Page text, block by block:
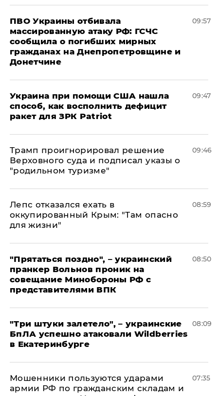
ПВО Украины отбивала
массированную атаку РФ: ГСЧС
сообщила о погибших мирных
гражданах на Днепропетровщине и
Донетчине
09:57
Украина при помощи США нашла
способ, как восполнить дефицит
ракет для ЗРК Patriot
09:47
Трамп проигнорировал решение
Верховного суда и подписал указы о
"родильном туризме"
09:46
Лепс отказался ехать в
оккупированный Крым: "Там опасно
для жизни"
08:59
"Прятаться поздно", – украинский
пранкер Вольнов проник на
совещание Минобороны РФ с
представителями ВПК
08:50
"Три штуки залетело", – украинские
БпЛА успешно атаковали Wildberries
в Екатеринбурге
08:09
Мошенники пользуются ударами
армии РФ по гражданским складам и
07:35